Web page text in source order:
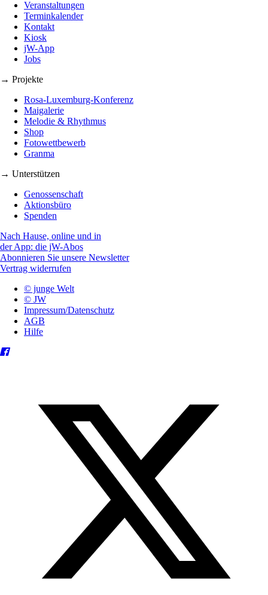
Veranstaltungen
Terminkalender
Kontakt
Kiosk
jW-App
Jobs
→ Projekte
Rosa-Luxemburg-Konferenz
Maigalerie
Melodie & Rhythmus
Shop
Fotowettbewerb
Granma
→ Unterstützen
Genossenschaft
Aktionsbüro
Spenden
Nach Hause, online und in
der App: die jW-Abos
Abonnieren Sie unsere Newsletter
Vertrag widerrufen
© junge Welt
© JW
Impressum/Datenschutz
AGB
Hilfe